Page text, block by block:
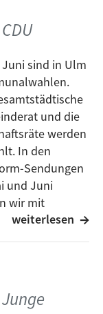
sind,
Juni sind in Ulm
und die
werden
In den
Sendungen
und Juni
wir mit
ins Gespräch
ihre Ideen und
Jahre Ulmer
weiterlesen